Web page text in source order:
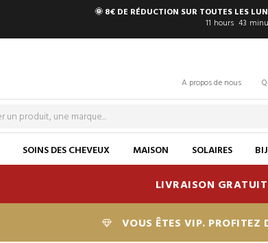
🌞 8€ DE RÉDUCTION SUR TOUTES LES
11 hours 43
A propos de nous
SOINS DES CHEVEUX MAISON SOLAIRES
LIVRAISON
VOUS ÊTES VIP. PROFITEZ